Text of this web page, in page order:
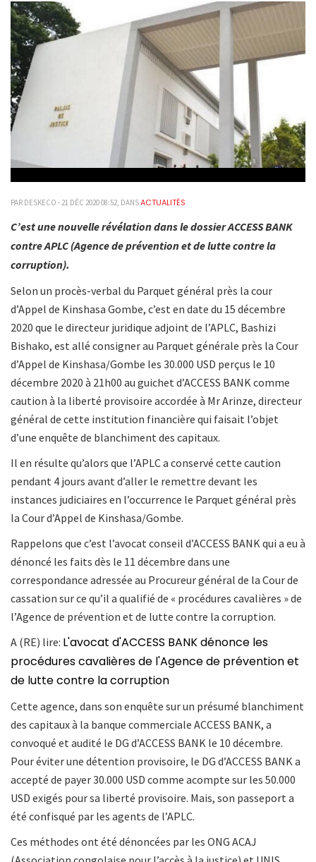
PAR DESKECO - 21 DÉC 2020 08:52, DANSACTUALITÉS
C’est une nouvelle révélation dans le dossier ACCESS BANK
contre APLC (Agence de prévention et de lutte contre la
corruption).
Selon un procès-verbal du Parquet général près la cour
d’Appel de Kinshasa Gombe, c’est en date du 15 décembre
2020 que le directeur juridique adjoint de l’APLC, Bashizi
Bishako, est allé consigner au Parquet générale près la Cour
d’Appel de Kinshasa/Gombe les 30.000 USD perçus le 10
décembre 2020 à 21h00 au guichet d’ACCESS BANK comme
caution à la liberté provisoire accordée à Mr Arinze, directeur
général de cette institution financière qui faisait l’objet
d’une enquête de blanchiment des capitaux.
Il en résulte qu’alors que l’APLC a conservé cette caution
pendant 4 jours avant d’aller le remettre devant les
instances judiciaires en l’occurrence le Parquet général près
la Cour d’Appel de Kinshasa/Gombe.
Rappelons que c’est l’avocat conseil d’ACCESS BANK qui a eu à
dénoncé les faits dès le 11 décembre dans une
correspondance adressée au Procureur général de la Cour de
cassation sur ce qu’il a qualifié de « procédures cavalières » de
l’Agence de prévention et de lutte contre la corruption.
A (RE) lire: L'avocat d'ACCESS BANK dénonce les
procédures cavalières de l'Agence de prévention et
de lutte contre la corruption
Cette agence, dans son enquête sur un présumé blanchiment
des capitaux à la banque commerciale ACCESS BANK, a
convoqué et audité le DG d’ACCESS BANK le 10 décembre.
Pour éviter une détention provisoire, le DG d’ACCESS BANK a
accepté de payer 30.000 USD comme acompte sur les 50.000
USD exigés pour sa liberté provisoire. Mais, son passeport a
été confisqué par les agents de l’APLC.
Ces méthodes ont été dénoncées par les ONG ACAJ